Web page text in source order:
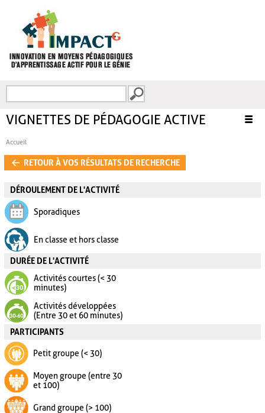
FORMULAIRE DE
VIGNETTES DE PÉDAGOGIE ACTIVE
Accueil
RETOUR À VOS RÉSULTATS DE RECHERCHE
DÉROULEMENT DE L'ACTIVITÉ
Sporadiques
En classe et hors classe
DURÉE DE L'ACTIVITÉ
Activités courtes (< 30
minutes)
Activités développées
(Entre 30 et 60 minutes)
PARTICIPANTS
Petit groupe (< 30)
Moyen groupe (entre 30
et 100)
Grand groupe (> 100)